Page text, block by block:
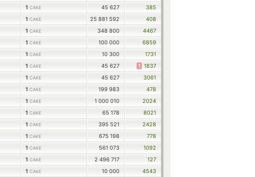
1 CAKE 45 627
385
1 CAKE 25 881 592
408
1 CAKE 348 800
4467
1 CAKE 100 000
6859
1 CAKE 10 300
1731
1 CAKE 45 627 1 1837
1 CAKE 45 627
3061
1 CAKE 199 983
478
1 CAKE 1 000 010
2024
1 CAKE 65 178
8021
1 CAKE 395 521
2428
1 CAKE 675 198
778
1 CAKE 561 073
1092
1 CAKE 2 496 717
127
1 CAKE 10 000
4543